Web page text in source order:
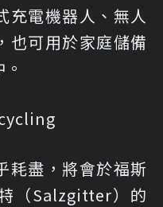
充電機器人、無人
也可用於家庭儲備
耗盡，將會於福斯
（Salzgitter）的